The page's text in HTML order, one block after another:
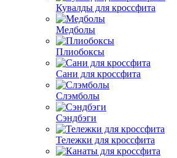
Кувалды для кроссфита
Медболы
Плиобоксы
Сани для кроссфита
Слэмболы
Сэндбэги
Тележки для кроссфита